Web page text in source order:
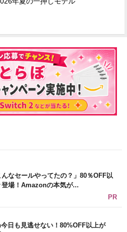
んなセールやってたの？」80％OFF以
登場！Amazonの本気が...
PR
日も見逃せない！80%OFF以上が